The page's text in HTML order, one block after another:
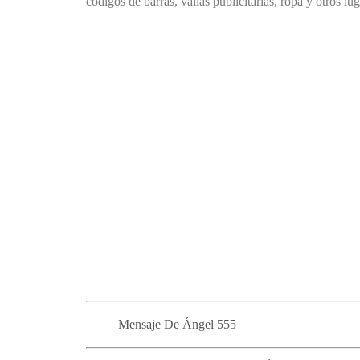
Mensaje De Ángel 555